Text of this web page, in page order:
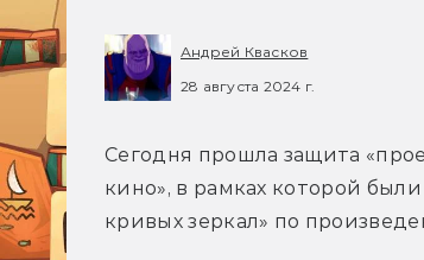
Андрей Квасков
28 августа 2024 г.
Сегодня прошла защита
кино», в рамках которой
кривых зеркал» по